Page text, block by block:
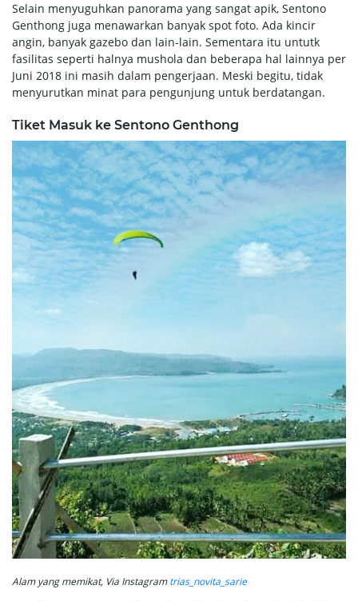
Selain menyuguhkan panorama yang sangat apik, Sentono
Genthong juga menawarkan banyak spot foto. Ada kincir
angin, banyak gazebo dan lain-lain. Sementara itu untutk
fasilitas seperti halnya mushola dan beberapa hal lainnya per
Juni 2018 ini masih dalam pengerjaan. Meski begitu, tidak
menyurutkan minat para pengunjung untuk berdatangan.
Tiket Masuk ke Sentono Genthong
Alam yang memikat, Via Instagramtrias_novita_sarie